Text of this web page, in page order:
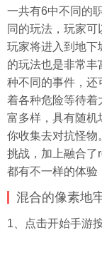
一共有6中不同的
同的玩法，玩家
玩家将进入到地下
的玩法也是非常丰
种不同的事件，还
着各种危险等待着
富多样，具有随机
你收集去对抗怪物
挑战，加上融合了
都有不一样的体验
混合的像素地
1、点击开始手游